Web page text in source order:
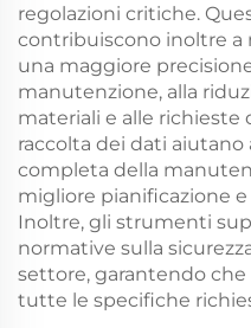
regolazioni critiche.
contribuiscono inoltre a
una maggiore
manutenzione, alla
materiali e alle richieste
raccolta dei dati aiutano
completa della
migliore pianificazione
Inoltre, gli strumenti
normative sulla
settore, garantendo
tutte le specifiche